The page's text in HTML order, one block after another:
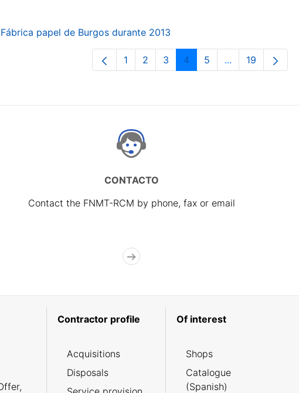
papel de Burgos durante 2013
Page
1 Page
2 Page
3 Page
4 Page
5 ...Intermediate
Page
19
CONTACTO
Contact the FNMT-RCM by phone, fax or email
Contractor profile
Acquisitions
Disposals
Of interest
Shops
Catalogue
(Spanish)